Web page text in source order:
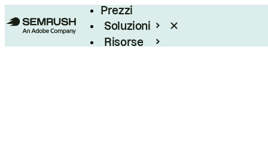
Prezzi
Soluzioni
Risorse